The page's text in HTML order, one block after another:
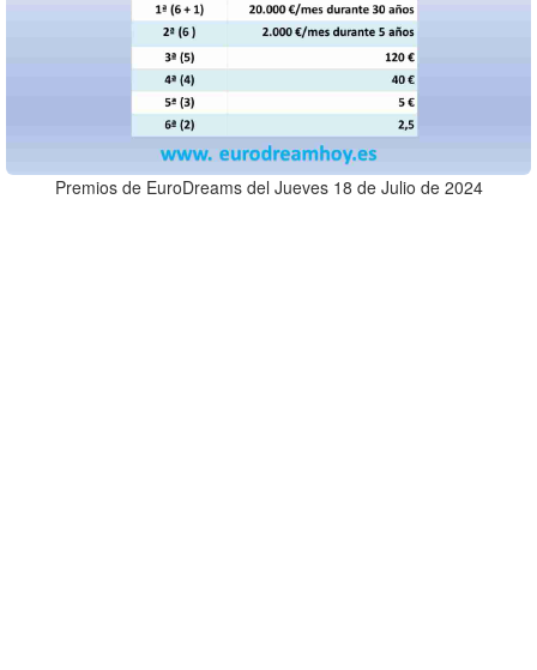
Premios de EuroDreams del Jueves 18 de Julio de 2024